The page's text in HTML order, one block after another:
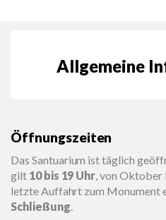
Allgemeine
Öffnungszeiten
Das Santuarium ist täglich
gilt 10 bis 19 Uhr , von
letzte Auffahrt zum Monument
Schließung